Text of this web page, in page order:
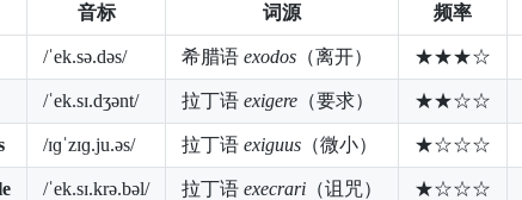
音标 词源 频率
/ˈek.sə.dəs/ 希腊语 exodos （离开） ★★★☆
/ˈek.sɪ.dʒənt/ 拉丁语 exigere （要求） ★★☆☆
/ɪɡˈzɪɡ.ju.əs/ 拉丁语 exiguus （微小） ★☆☆☆
/ˈek.sɪ.krə.bəl/ 拉丁语 execrari （诅咒） ★☆☆☆